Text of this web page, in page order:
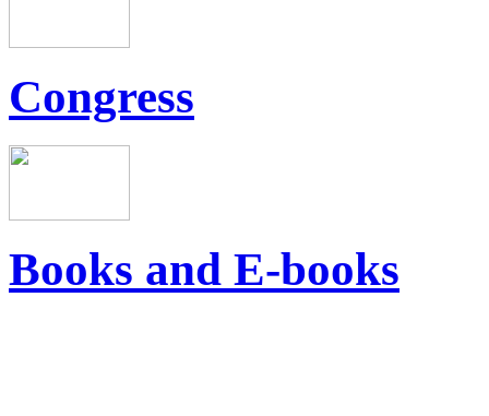
Congress
Books and E-books